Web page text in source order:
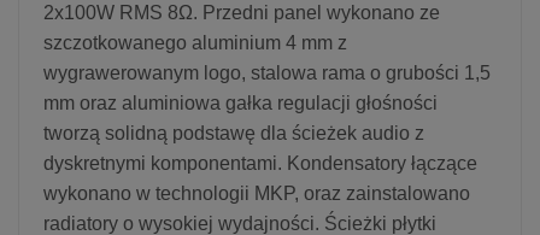
2x100W RMS 8Ω. Przedni panel wykonano ze
szczotkowanego aluminium 4 mm z
wygrawerowanym logo, stalowa rama o grubości 1,5
mm oraz aluminiowa gałka regulacji głośności
tworzą solidną podstawę dla ścieżek audio z
dyskretnymi komponentami. Kondensatory łączące
wykonano w technologii MKP, oraz zainstalowano
radiatory o wysokiej wydajności. Ścieżki płytki